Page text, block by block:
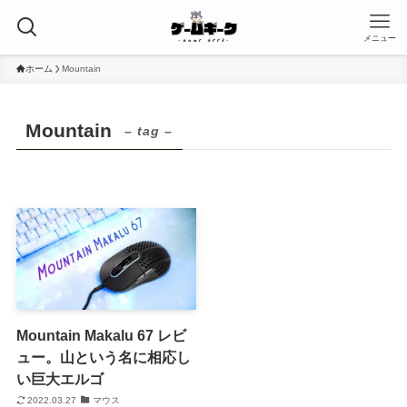
メニュー
ホーム Mountain
Mountain – tag –
Mountain Makalu 67 レビ
ュー。山という名に相応し
い巨大エルゴ
2022.03.27 マウス